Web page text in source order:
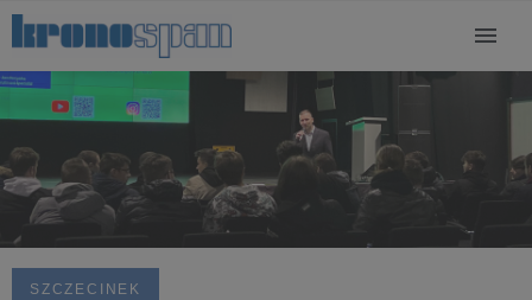
SZCZECINEK